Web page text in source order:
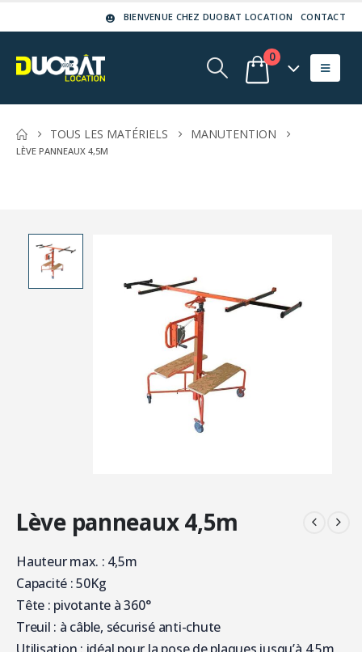
BIENVENUE CHEZ DUOBAT LOCATION CONTACT
0
TOUS LES MATÉRIELS MANUTENTION
LÈVE PANNEAUX 4,5M
Lève panneaux 4,5m
Hauteur max. : 4,5m
Capacité : 50Kg
Tête : pivotante à 360°
Treuil : à câble, sécurisé anti-chute